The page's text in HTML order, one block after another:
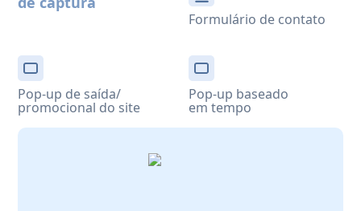
Formulário de contato
Pop-up de saída/
promocional do site
Pop-up baseado
em tempo